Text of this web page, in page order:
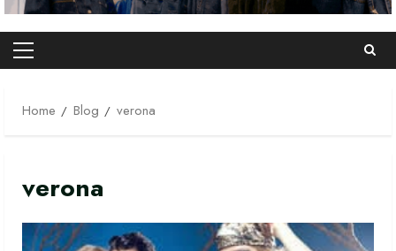
Primary
Home
Blog verona
verona